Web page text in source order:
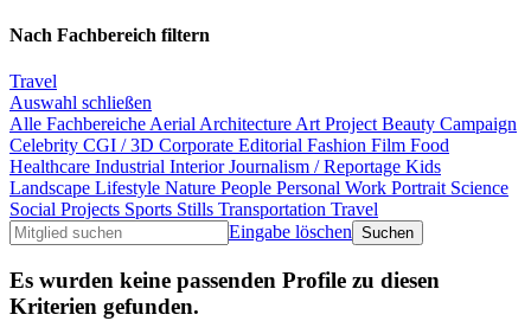
Nach Fachbereich filtern
Travel
Auswahl schließen
Alle Fachbereiche Aerial Architecture Art Project Beauty Campaign
Celebrity CGI / 3D Corporate Editorial Fashion Film Food
Healthcare Industrial InteriorJournalism / Reportage Kids
Landscape Lifestyle Nature People Personal Work Portrait Science
Social Projects Sports Stills Transportation Travel
Eingabe löschen
Es wurden keine passenden Profile zu diesen
Kriterien gefunden.